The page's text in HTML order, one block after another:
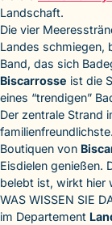
Landschaft.
Die vier
Landes schmiegen,
Band, das sich
Biscarrosse ist die
eines “trendigen”
Der zentrale Strand
Boutiquen von
Eisdielen genießen.
belebt ist, wirkt hier
WAS WISSEN SIE
im Departement